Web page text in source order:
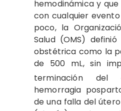
hemodinámica y
con cualquier
poco, la
Salud (OMS)
obstétrica como la
de 500 mL, sin
terminación del
hemorragia
de una falla del